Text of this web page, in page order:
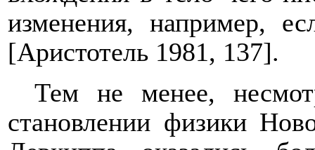
изменения, например,
[Аристотель 1981, 137].
Тем не менее,
становлении физики